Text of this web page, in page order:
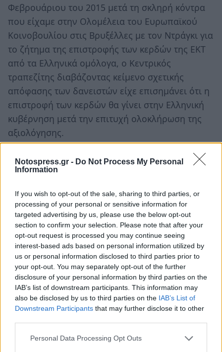
Notospress.gr - Do Not Process My Personal
Information
If you wish to opt-out of the sale, sharing to third parties, or
processing of your personal or sensitive information for
targeted advertising by us, please use the below opt-out
section to confirm your selection. Please note that after your
opt-out request is processed you may continue seeing
interest-based ads based on personal information utilized by
us or personal information disclosed to third parties prior to
your opt-out. You may separately opt-out of the further
disclosure of your personal information by third parties on the
IAB’s list of downstream participants. This information may
also be disclosed by us to third parties on the IAB’s List of
Downstream Participants that may further disclose it to other
Personal Data Processing Opt Outs
Φεβρουάριου του 2015 μετά τη σκληρή κόντρα
που είχαμε στην Ολομέλεια του Ευρωπαϊκού
Κοινοβουλίου στις Βρυξέλλες με τον Ντράγκι για
το ζήτημα της επιστροφής των κερδών της ΕΚΤ
από τα Ελληνικά ομόλογα, ο Κεντρικός
τραπεζίτης διαβάζοντας κείμενο σχετικής
απόφασης των δανειστών είχε επισημάνει ότι η
επιστροφή των κερδών θα γίνει στην Ελληνική
κυβέρνηση μετά την επιτυχή ολοκλήρωση της
αξιολόγησης.
Και όμως η αξιολόγηση ολοκληρώθηκε και λεφτά
από την επιστροφή των κερδών της ΕΚΤ και των
Ελληνικά ομόλογα δεν βλέπουμε. Ελληνικά
ομόλογα που όπως έχουμε επανειλημμένα
επισημάνει τα αγόρασε η ΕΚΤ επί Τρισέ στη
δευτερογενή αγορά προκειμένου να στηρίξει το
ευρώ και τα οποία εξαιρέθηκαν από το PSI, σε
αντίθεση με τα ομόλογα των Ασφαλιστικών
Ταμείων και των μικροομολογιούχων. Μάλιστα η
ΕΚΤ τα αγόρασε «κοψοχρονιά με σκόντο»
τουλάχιστον 40% και όμως κάθε φορά απαιτεί
και τα πληρώνεται στην ονομαστική τους αξία,
δηλαδή στο 100%. Καθώς δε συνήθως η Ελλάδα